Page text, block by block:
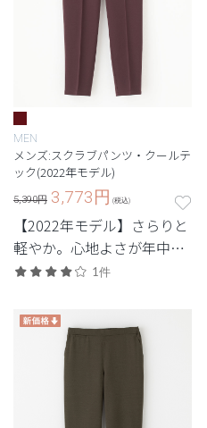
MEN
メンズ:スクラブパンツ・クールテ
ック(2022年モデル)
5,390円 3,773円 (税込)
【2022年モデル】さらりと
軽やか。心地よさが年中叶
う定番・高機能シリーズ。
1件